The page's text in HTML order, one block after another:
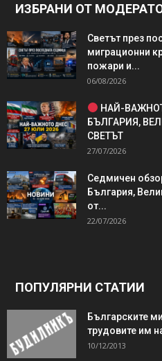
ИЗБРАНИ ОТ
Светът през
миграционни
пожари и...
06/08/2026
НАЙ-
БЪЛГАРИЯ,
СВЕТЪТ
27/07/2026
Седмичен
България,
от...
22/07/2026
ПОПУЛЯРНИ СТАТИИ
Българските
трудовите им
10/12/2013